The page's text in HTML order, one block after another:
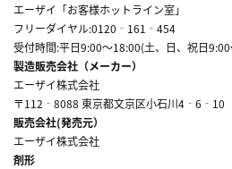
エーザイ「お客様ホットライン室」
フリーダイヤル:0120‐161‐454
受付時間:平日9:00～18:00(土、日、祝日
製造販売会社（メーカー）
エーザイ株式会社
〒112‐8088 東京都文京区小石川4‐6‐10
販売会社(発売元）
エーザイ株式会社
剤形